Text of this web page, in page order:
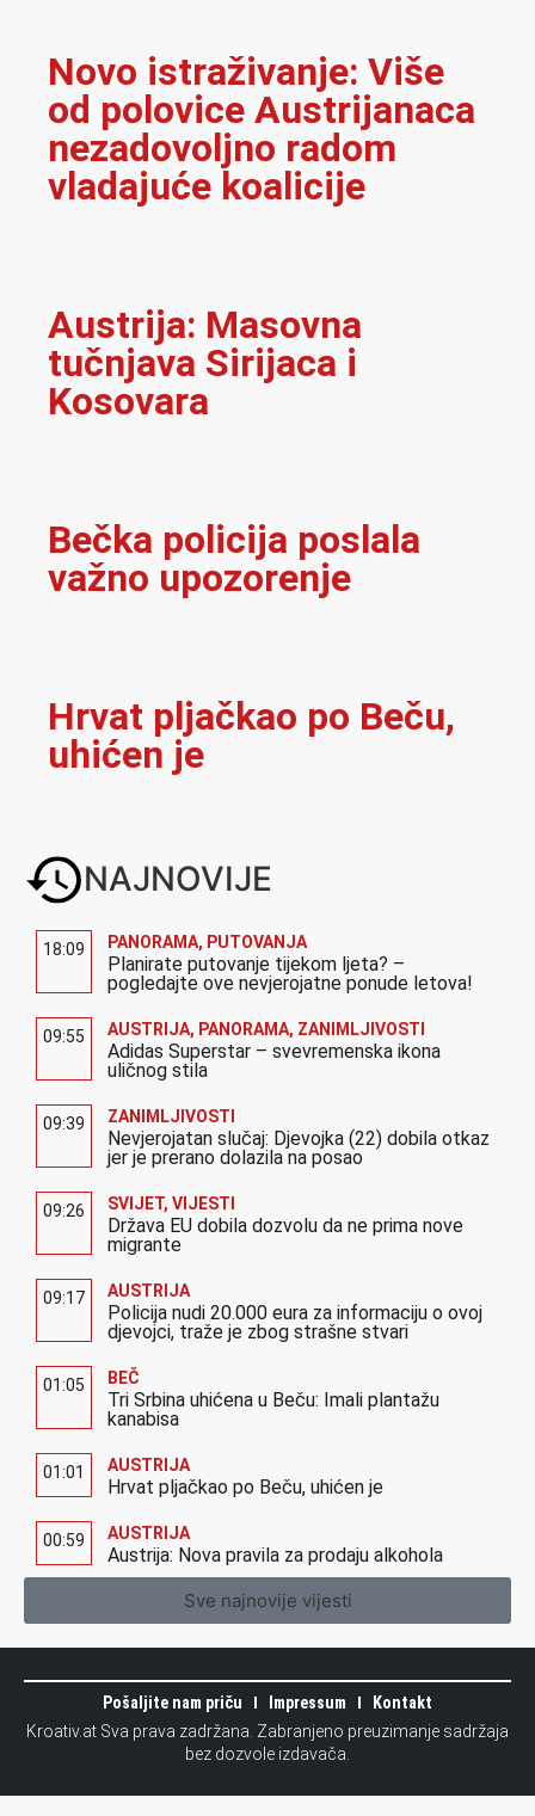
Novo istraživanje: Više
od polovice Austrijanaca
nezadovoljno radom
vladajuće koalicije
Austrija: Masovna
tučnjava Sirijaca i
Kosovara
Bečka policija poslala
važno upozorenje
Hrvat pljačkao po Beču,
uhićen je
NAJNOVIJE
18:09 PANORAMA, PUTOVANJA
Planirate putovanje tijekom ljeta? –
pogledajte ove nevjerojatne ponude letova!
09:55 AUSTRIJA, PANORAMA, ZANIMLJIVOSTI
Adidas Superstar – svevremenska ikona
uličnog stila
09:39 ZANIMLJIVOSTI
Nevjerojatan slučaj: Djevojka (22) dobila otkaz
jer je prerano dolazila na posao
09:26 SVIJET, VIJESTI
Država EU dobila dozvolu da ne prima nove
migrante
09:17 AUSTRIJA
Policija nudi 20.000 eura za informaciju o ovoj
djevojci, traže je zbog strašne stvari
01:05 BEČ
Tri Srbina uhićena u Beču: Imali plantažu
kanabisa
01:01 AUSTRIJA
Hrvat pljačkao po Beču, uhićen je
00:59 AUSTRIJA
Austrija: Nova pravila za prodaju alkohola
Sve najnovije vijesti
Pošaljite nam priču Impressum
Kontakt
Kroativ.at Sva prava zadržana. Zabranjeno preuzimanje sadržaja
bez dozvole izdavača.